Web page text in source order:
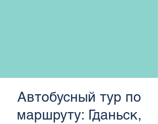
Автобусный тур по
маршруту: Гданьск,